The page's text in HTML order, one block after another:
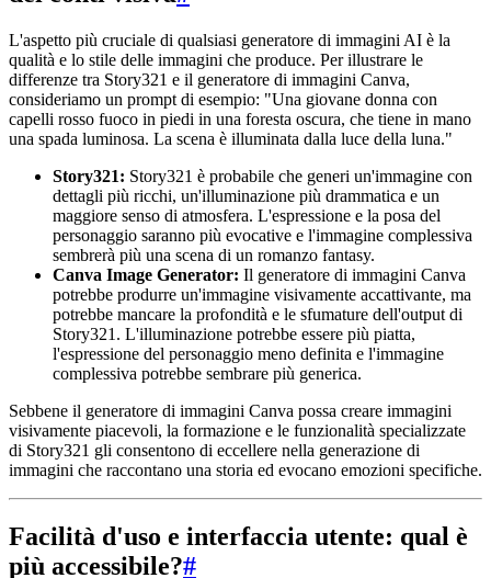
L'aspetto più cruciale di qualsiasi generatore di immagini AI è la
qualità e lo stile delle immagini che produce. Per illustrare le
differenze tra Story321 e il generatore di immagini Canva,
consideriamo un prompt di esempio: "Una giovane donna con
capelli rosso fuoco in piedi in una foresta oscura, che tiene in mano
una spada luminosa. La scena è illuminata dalla luce della luna."
Story321: Story321 è probabile che generi un'immagine con
dettagli più ricchi, un'illuminazione più drammatica e un
maggiore senso di atmosfera. L'espressione e la posa del
personaggio saranno più evocative e l'immagine complessiva
sembrerà più una scena di un romanzo fantasy.
Canva Image Generator: Il generatore di immagini Canva
potrebbe produrre un'immagine visivamente accattivante, ma
potrebbe mancare la profondità e le sfumature dell'output di
Story321. L'illuminazione potrebbe essere più piatta,
l'espressione del personaggio meno definita e l'immagine
complessiva potrebbe sembrare più generica.
Sebbene il generatore di immagini Canva possa creare immagini
visivamente piacevoli, la formazione e le funzionalità specializzate
di Story321 gli consentono di eccellere nella generazione di
immagini che raccontano una storia ed evocano emozioni specifiche.
Facilità d'uso e interfaccia utente: qual è
più accessibile?#